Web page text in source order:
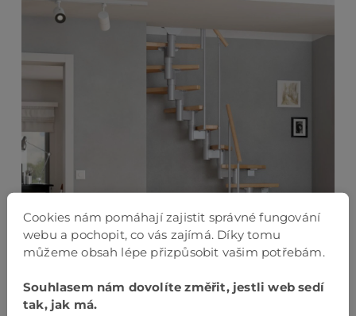
Cookies nám pomáhají zajistit správné fungování
webu a pochopit, co vás zajímá. Díky tomu
můžeme obsah lépe přizpůsobit vašim potřebám.
Souhlasem nám dovolíte změřit, jestli web sedí
tak, jak má.